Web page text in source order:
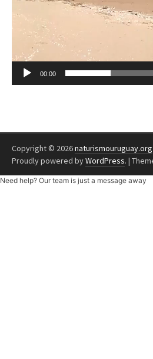
00:00
Copyright © 2026naturismouruguay.org
Proudly powered byWordPress. |
Need help? Our team is just a message away